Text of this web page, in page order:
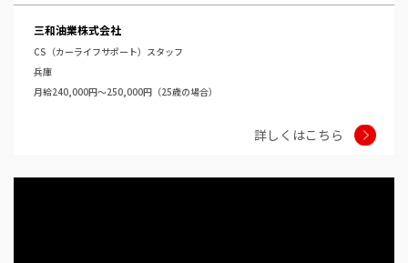
三和油業株式会社
CS（カーライフサポート）スタッフ
兵庫
月給240,000円～250,000円（25歳の場合）
詳しくはこちら